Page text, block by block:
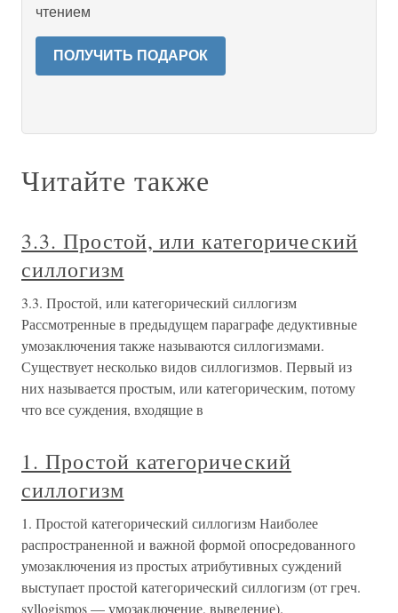
чтением
ПОЛУЧИТЬ ПОДАРОК
Читайте также
3.3. Простой, или категорический
силлогизм
3.3. Простой, или категорический силлогизм
Рассмотренные в предыдущем параграфе дедуктивные
умозаключения также называются силлогизмами.
Существует несколько видов силлогизмов. Первый из
них называется простым, или категорическим, потому
что все суждения, входящие в
1. Простой категорический
силлогизм
1. Простой категорический силлогизм Наиболее
распространенной и важной формой опосредованного
умозаключения из простых атрибутивных суждений
выступает простой категорический силлогизм (от греч.
syllogismos — умозаключение, выведение).